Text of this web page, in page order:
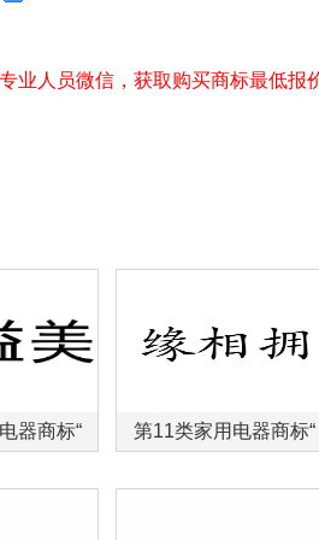
业人员微信，获取购买商标最低报
器商标“ 第11类家用电器商标“